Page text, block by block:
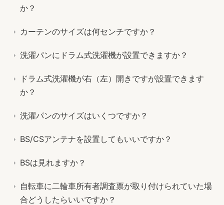
か？
カーテンのサイズは何センチですか？
洗濯パンにドラム式洗濯機が設置できますか？
ドラム式洗濯機が右（左）開きですが設置できます
か？
洗濯パンのサイズはいくつですか？
BS/CSアンテナを設置してもいいですか？
BSは見れますか？
自転車に二輪車所有者調査票が取り付けられていた場
合どうしたらいいですか？